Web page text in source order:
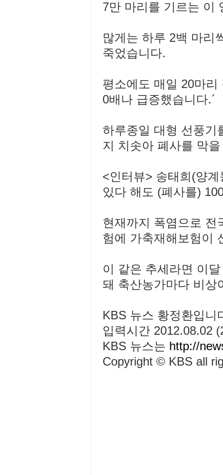
7만 마리를 기르는 이
많게는 하루 2백 마리
죽었습니다.
평소에도 매일 20마
0배나 급증했습니다.´
하루종일 대형 선풍기
지 치솟아 폐사를 막
<인터뷰> 송태희(양
있다 해도 (폐사를)
현재까지 폭염으로 전
험에 가축재해보험이
이 같은 추세라면 이
돼 축산농가마다 비상
KBS 뉴스 황정환입니
입력시간 2012.08.02
KBS 뉴스는 http://
Copyright © KBS all